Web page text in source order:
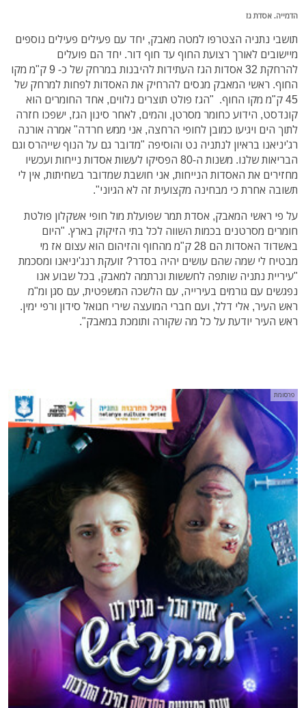
הדמייה. אסדת גז
תושבי נתניה הצטרפו למטה מאבק, יחד עם פעילים פעילים נוספים
מיישובים לאורך רצועת החוף עד חוף דור. יחד הם פועלים
להרחקת 32 אסדות הגז העתידות להיבנות במרחק של כ- 9 ק"מ מקו
החוף. ראשי המאבק מנסים להרחיק את האסדות לפחות למרחק של
45 ק"מ מקו החוף. "הגז פולט תוצרים נלווים, אחד החומרים הוא
קונדסט, הידוע כחומר מסרטן, והמים, לאחר סינון הגז, ישפכו חזרה
לתוך הים ויגיעו כמובן לחופי הרחצה, אני ממש חרדה" אמרה אורנה
רג'יניאנו בראיון לנתניה נט והוסיפה "מדובר גם על הנוף שייהרס וגם
הבריאות שלנו. משנות ה-80 הפסיקו לעשות אסדות נייחות ועכשיו
מחזירים את האסדות הנייחות, אני חושבת שמדובר בשחיתות, אין לי
תשובה אחרת כי מבחינה מקצועית זה לא הגיוני".
על פי ראשי המאבק, אסדת תמר שפועלת מול חופי אשקלון פולטת
חומרים מסרטנים בכמות השווה לכל בתי הזיקוק בארץ. "היום
באשדוד האסדות הם 28 ק"מ מהחוף והזיהום הוא עצום אז מי
מבטיח לי שמה שהם עושים יהיה בסדר? זועקת רנג'יניאנו ומסכמת
"עיריית נתניה שותפה לחששות ונרתמה למאבק, בכל שבוע אנו
נפגשים עם גורמים בעירייה, עם הלשכה המשפטית, עם סגן ומ"מ
ראש העיר, אלי דלל, ועם חברי המועצה שירי חגואל סידון ורפי ימין.
ראש העיר יודעת על כל מה שקורה ותומכת במאבק".
פרסומת